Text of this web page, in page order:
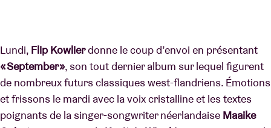
Lundi, Flip Kowlierdonne le coup d’envoi en présentant
« September », son tout dernier album sur lequel figurent
de nombreux futurs classiques west-flandriens. Émotions
et frissons le mardi avec la voix cristalline et les textes
poignants de la singer-songwriter néerlandaise Maaike